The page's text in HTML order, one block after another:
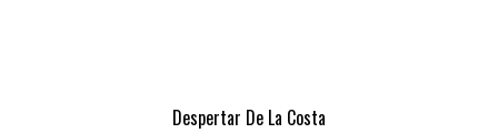
Despertar De La Costa